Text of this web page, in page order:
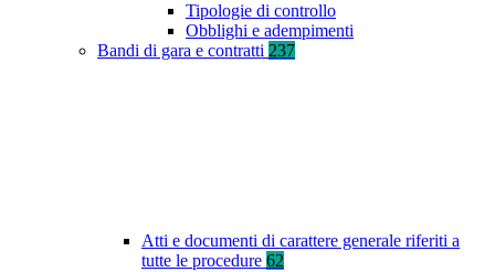
Tipologie di controllo
Obblighi e adempimenti
Bandi di gara e contratti 237
Atti e documenti di carattere generale riferiti a
tutte le procedure 62